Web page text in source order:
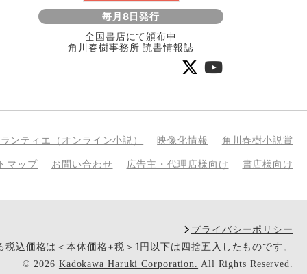
毎月8日発行
全国書店にて頒布中
角川春樹事務所 読書情報誌
ンティエ（オンライン小説） 映像化情報 角川春樹小説賞
マップ お問い合わせ 広告主・代理店様向け 書店様向け
プライバシーポリシー
込価格は＜本体価格+税＞1円以下は四捨五入したものです。
© 2026 Kadokawa Haruki Corporation. All Rights Reserved.